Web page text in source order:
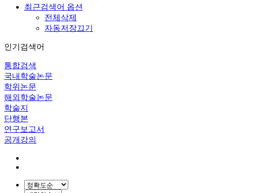
최근검색어 옵션
전체삭제
자동저장끄기
인기검색어
통합검색
국내학술논문
학위논문
해외학술논문
학술지
단행본
연구보고서
공개강의